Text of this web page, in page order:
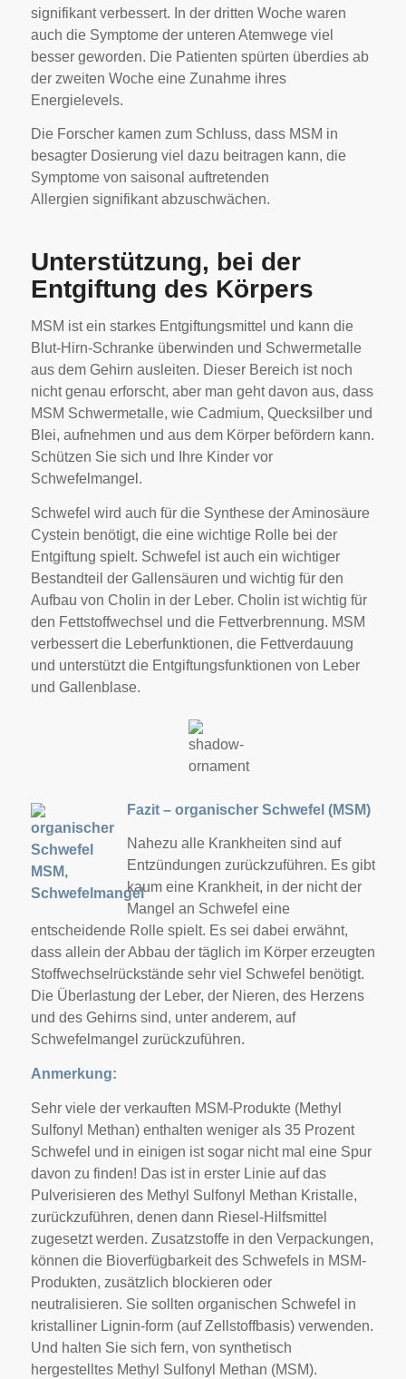
signifikant verbessert. In der dritten Woche waren
auch die Symptome der unteren Atemwege viel
besser geworden. Die Patienten spürten überdies ab
der zweiten Woche eine Zunahme ihres
Energielevels.
Die Forscher kamen zum Schluss, dass MSM in
besagter Dosierung viel dazu beitragen kann, die
Symptome von saisonal auftretenden
Allergien signifikant abzuschwächen.
Unterstützung, bei der
Entgiftung des Körpers
MSM ist ein starkes Entgiftungsmittel und kann die
Blut-Hirn-Schranke überwinden und Schwermetalle
aus dem Gehirn ausleiten. Dieser Bereich ist noch
nicht genau erforscht, aber man geht davon aus, dass
MSM Schwermetalle, wie Cadmium, Quecksilber und
Blei, aufnehmen und aus dem Körper befördern kann.
Schützen Sie sich und Ihre Kinder vor
Schwefelmangel.
Schwefel wird auch für die Synthese der Aminosäure
Cystein benötigt, die eine wichtige Rolle bei der
Entgiftung spielt. Schwefel ist auch ein wichtiger
Bestandteil der Gallensäuren und wichtig für den
Aufbau von Cholin in der Leber. Cholin ist wichtig für
den Fettstoffwechsel und die Fettverbrennung. MSM
verbessert die Leberfunktionen, die Fettverdauung
und unterstützt die Entgiftungsfunktionen von Leber
und Gallenblase.
Fazit – organischer Schwefel (MSM)
Nahezu alle Krankheiten sind auf
Entzündungen zurückzuführen. Es gibt
kaum eine Krankheit, in der nicht der
Mangel an Schwefel eine
entscheidende Rolle spielt. Es sei dabei erwähnt,
dass allein der Abbau der täglich im Körper erzeugten
Stoffwechselrückstände sehr viel Schwefel benötigt.
Die Überlastung der Leber, der Nieren, des Herzens
und des Gehirns sind, unter anderem, auf
Schwefelmangel zurückzuführen.
Anmerkung:
Sehr viele der verkauften MSM-Produkte (Methyl
Sulfonyl Methan) enthalten weniger als 35 Prozent
Schwefel und in einigen ist sogar nicht mal eine Spur
davon zu finden! Das ist in erster Linie auf das
Pulverisieren des Methyl Sulfonyl Methan Kristalle,
zurückzuführen, denen dann Riesel-Hilfsmittel
zugesetzt werden. Zusatzstoffe in den Verpackungen,
können die Bioverfügbarkeit des Schwefels in MSM-
Produkten, zusätzlich blockieren oder
neutralisieren. Sie sollten organischen Schwefel in
kristalliner Lignin-form (auf Zellstoffbasis) verwenden.
Und halten Sie sich fern, von synthetisch
hergestelltes Methyl Sulfonyl Methan (MSM).